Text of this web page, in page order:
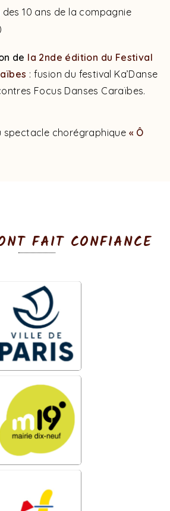
des 10 ans de la compagnie
de la 2nde édition du Festival
: fusion du festival Ka’Danse
Focus Danses Caraïbes.
spectacle chorégraphique « Ô
FAIT CONFIANCE